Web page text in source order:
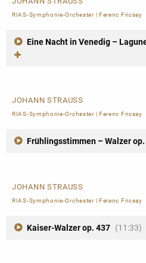
RIAS-Symphonie-Orchester| Ferenc Fricsay
Eine Nacht in Venedig –
JOHANN STRAUSS
RIAS-Symphonie-Orchester| Ferenc Fricsay
Frühlingsstimmen – Walzer
JOHANN STRAUSS
RIAS-Symphonie-Orchester| Ferenc Fricsay
Kaiser-Walzer op. 437 (11:33)